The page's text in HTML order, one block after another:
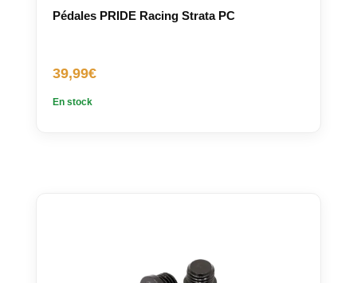
Pédales PRIDE Racing Strata PC
39,99€
En stock